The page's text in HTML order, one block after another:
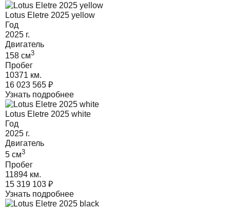
Lotus Eletre 2025 yellow
Год
2025 г.
Двигатель
158 cм3
Пробег
10371 км.
16 023 565 ₽
Узнать подробнее
Lotus Eletre 2025 white
Год
2025 г.
Двигатель
5 cм3
Пробег
11894 км.
15 319 103 ₽
Узнать подробнее